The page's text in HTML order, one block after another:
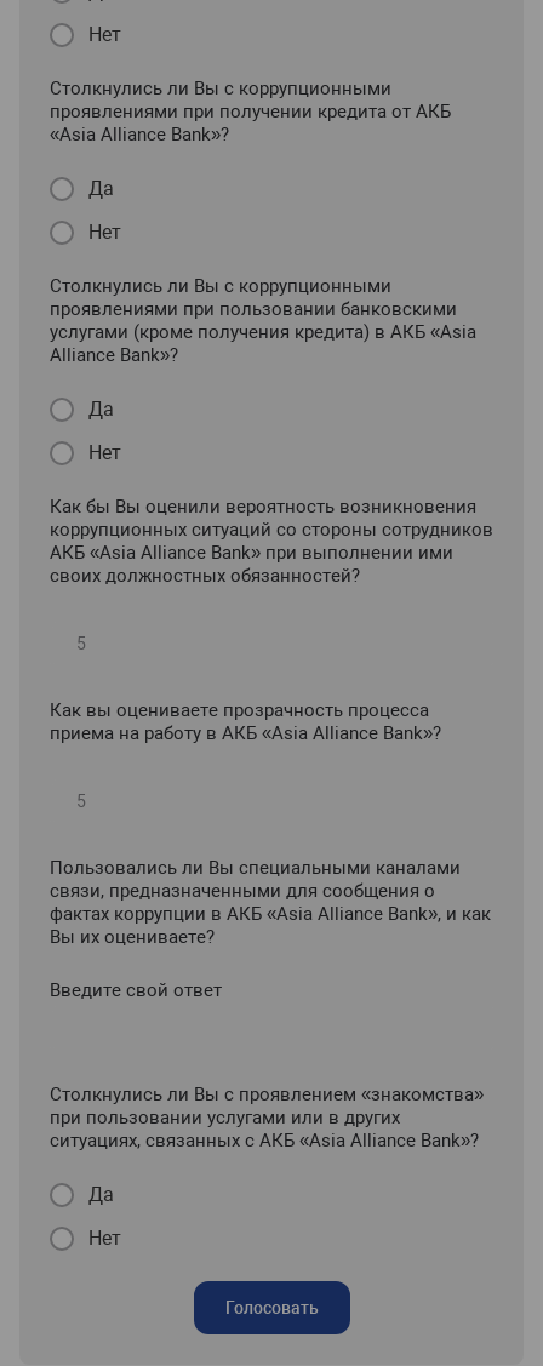
Нет
Столкнулись ли Вы с коррупционными
проявлениями при получении кредита от АКБ
«Asia Alliance Bank»?
Да
Нет
Столкнулись ли Вы с коррупционными
проявлениями при пользовании банковскими
услугами (кроме получения кредита) в АКБ «Asia
Alliance Bank»?
Да
Нет
Как бы Вы оценили вероятность возникновения
коррупционных ситуаций со стороны сотрудников
АКБ «Asia Alliance Bank» при выполнении ими
своих должностных обязанностей?
Как вы оцениваете прозрачность процесса
приема на работу в АКБ «Asia Alliance Bank»?
Пользовались ли Вы специальными каналами
связи, предназначенными для сообщения о
фактах коррупции в АКБ «Asia Alliance Bank», и как
Вы их оцениваете?
Введите свой ответ
Столкнулись ли Вы с проявлением «знакомства»
при пользовании услугами или в других
ситуациях, связанных с АКБ «Asia Alliance Bank»?
Да
Нет
Голосовать